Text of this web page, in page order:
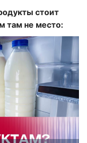
стоит
там не место: